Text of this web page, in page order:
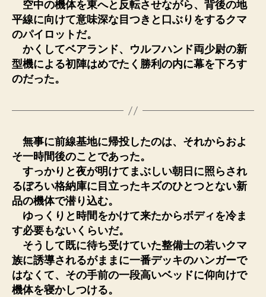
空中の機体を東へと反転させながら、背後の地
平線に向けて意味深な目つきと口ぶりをするクマ
のパイロットだ。
かくしてベアランド、ウルフハンド両少尉の新
型機による初陣はめでたく勝利の内に幕を下ろす
のだった。
無事に前線基地に帰投したのは、それからおよ
そ一時間後のことであった。
すっかりと夜が明けてまぶしい朝日に照らされ
るぼろい格納庫に目立ったキズのひとつとない新
品の機体で潜り込む。
ゆっくりと時間をかけて来たからボディを冷ま
す必要もないくらいだ。
そうして既に待ち受けていた整備士の若いクマ
族に誘導されるがままに一番デッキのハンガーで
はなくて、その手前の一段高いベッドに仰向けで
機体を寝かしつける。